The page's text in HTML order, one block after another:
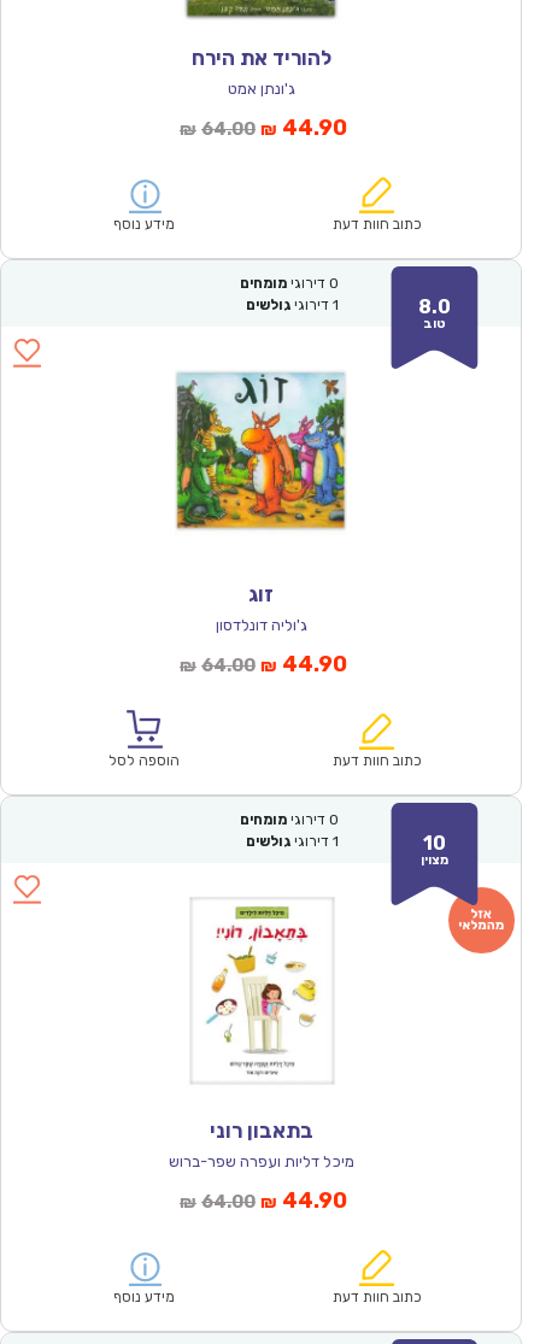
להוריד את הירח
ג'ונתן אמט
₪ 64.00המחיר
₪64.00.
₪ 44.90המחיר
הוא:
כתוב חוות דעת מידע נוסף
8.0
טוב
0 דירוגי מומחים
1 דירוגי גולשים
זוג
ג'וליה דונלדסון
₪ 64.00המחיר
₪64.00.
₪ 44.90המחיר
הוא:
כתוב חוות דעת הוספה לסל
10
מצוין
0 דירוגי מומחים
1 דירוגי גולשים
בתאבון רוני
מיכל דליות ועפרה שפר-ברוש
₪ 64.00המחיר
₪64.00.
₪ 44.90המחיר
הוא:
כתוב חוות דעת מידע נוסף